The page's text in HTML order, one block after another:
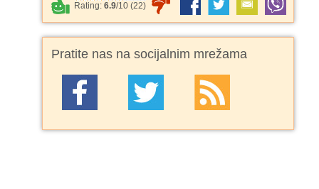
Rating:6.9/10 (22)
Pratite nas na socijalnim mrežama